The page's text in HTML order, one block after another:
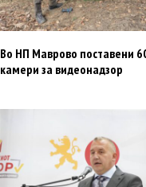
Во НП Маврово поставени
камери за видеонадзор